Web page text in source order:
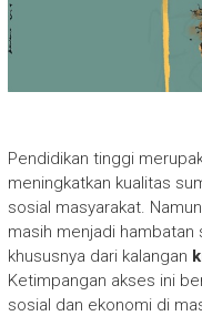
Pendidikan tinggi
meningkatkan kualitas
sosial masyarakat.
masih menjadi hambatan
khususnya dari kalangan
Ketimpangan akses ini
sosial dan ekonomi di